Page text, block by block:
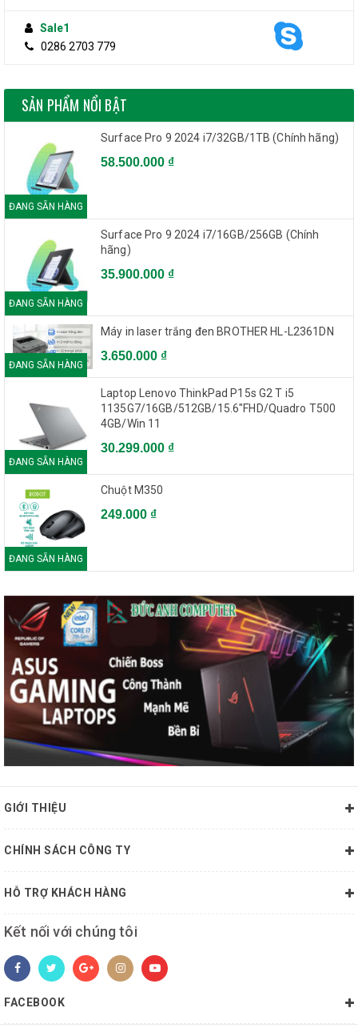
Sale1
0286 2703 779
SẢN PHẨM NỔI BẬT
ĐANG SẴN HÀNG
Surface Pro 9 2024 i7/32GB/1TB (Chính hãng)
58.500.000 ₫
ĐANG SẴN HÀNG
Surface Pro 9 2024 i7/16GB/256GB (Chính
hãng)
35.900.000 ₫
ĐANG SẴN HÀNG
Máy in laser trắng đen BROTHER HL-L2361DN
3.650.000 ₫
ĐANG SẴN HÀNG
Laptop Lenovo ThinkPad P15s G2 T i5
1135G7/16GB/512GB/15.6"FHD/Quadro T500
4GB/Win 11
30.299.000 ₫
ĐANG SẴN HÀNG
Chuột M350
249.000 ₫
GIỚI THIỆU
CHÍNH SÁCH CÔNG TY
HỖ TRỢ KHÁCH HÀNG
Kết nối với chúng tôi
FACEBOOK